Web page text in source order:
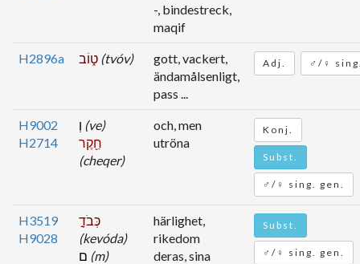
-, bindestreck,
maqif
H2896a (tvóv)
gott, vackert,
ändamålsenligt,
pass ...
Adj. ♂/♀
H9002
H2714
(ve)
חֵ֖קֶר
(cheqer)
och, men
utröna
Konj.
Subst.
♂/♀ sing. gen.
H3519
H9028
כְּבֹדָ֣
(kevóda)
(m)
härlighet,
rikedom
deras, sina
Subst.
♂/♀ sing. gen.